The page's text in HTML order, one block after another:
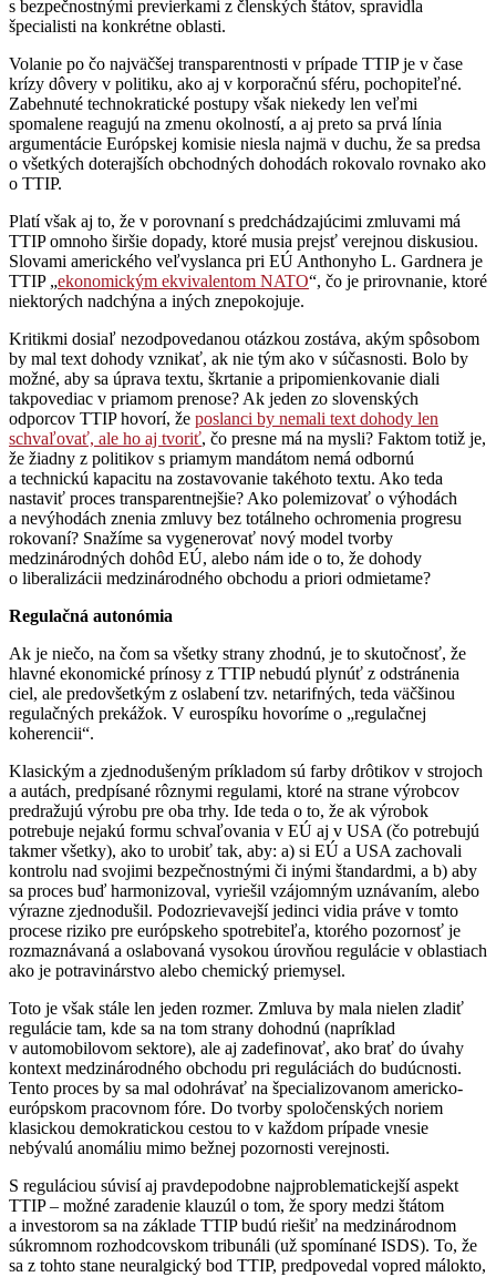
s bezpečnostnými previerkami z členských štátov, spravidla
špecialisti na konkrétne oblasti.
Volanie po čo najväčšej transparentnosti v prípade TTIP je v čase
krízy dôvery v politiku, ako aj v korporačnú sféru, pochopiteľné.
Zabehnuté technokratické postupy však niekedy len veľmi
spomalene reagujú na zmenu okolností, a aj preto sa prvá línia
argumentácie Európskej komisie niesla najmä v duchu, že sa predsa
o všetkých doterajších obchodných dohodách rokovalo rovnako ako
o TTIP.
Platí však aj to, že v porovnaní s predchádzajúcimi zmluvami má
TTIP omnoho širšie dopady, ktoré musia prejsť verejnou diskusiou.
Slovami amerického veľvyslanca pri EÚ Anthonyho L. Gardnera je
TTIP „ekonomickým ekvivalentom NATO“, čo je prirovnanie, ktoré
niektorých nadchýna a iných znepokojuje.
Kritikmi dosiaľ nezodpovedanou otázkou zostáva, akým spôsobom
by mal text dohody vznikať, ak nie tým ako v súčasnosti. Bolo by
možné, aby sa úprava textu, škrtanie a pripomienkovanie diali
takpovediac v priamom prenose? Ak jeden zo slovenských
odporcov TTIP hovorí, že poslanci by nemali text dohody len
schvaľovať, ale ho aj tvoriť, čo presne má na mysli? Faktom totiž je,
že žiadny z politikov s priamym mandátom nemá odbornú
a technickú kapacitu na zostavovanie takéhoto textu. Ako teda
nastaviť proces transparentnejšie? Ako polemizovať o výhodách
a nevýhodách znenia zmluvy bez totálneho ochromenia progresu
rokovaní? Snažíme sa vygenerovať nový model tvorby
medzinárodných dohôd EÚ, alebo nám ide o to, že dohody
o liberalizácii medzinárodného obchodu a priori odmietame?
Regulačná autonómia
Ak je niečo, na čom sa všetky strany zhodnú, je to skutočnosť, že
hlavné ekonomické prínosy z TTIP nebudú plynúť z odstránenia
ciel, ale predovšetkým z oslabení tzv. netarifných, teda väčšinou
regulačných prekážok. V eurospíku hovoríme o „regulačnej
koherencii“.
Klasickým a zjednodušeným príkladom sú farby drôtikov v strojoch
a autách, predpísané rôznymi regulami, ktoré na strane výrobcov
predražujú výrobu pre oba trhy. Ide teda o to, že ak výrobok
potrebuje nejakú formu schvaľovania v EÚ aj v USA (čo potrebujú
takmer všetky), ako to urobiť tak, aby: a) si EÚ a USA zachovali
kontrolu nad svojimi bezpečnostnými či inými štandardmi, a b) aby
sa proces buď harmonizoval, vyriešil vzájomným uznávaním, alebo
výrazne zjednodušil. Podozrievavejší jedinci vidia práve v tomto
procese riziko pre európskeho spotrebiteľa, ktorého pozornosť je
rozmaznávaná a oslabovaná vysokou úrovňou regulácie v oblastiach
ako je potravinárstvo alebo chemický priemysel.
Toto je však stále len jeden rozmer. Zmluva by mala nielen zladiť
regulácie tam, kde sa na tom strany dohodnú (napríklad
v automobilovom sektore), ale aj zadefinovať, ako brať do úvahy
kontext medzinárodného obchodu pri reguláciách do budúcnosti.
Tento proces by sa mal odohrávať na špecializovanom americko-
európskom pracovnom fóre. Do tvorby spoločenských noriem
klasickou demokratickou cestou to v každom prípade vnesie
nebývalú anomáliu mimo bežnej pozornosti verejnosti.
S reguláciou súvisí aj pravdepodobne najproblematickejší aspekt
TTIP – možné zaradenie klauzúl o tom, že spory medzi štátom
a investorom sa na základe TTIP budú riešiť na medzinárodnom
súkromnom rozhodcovskom tribunáli (už spomínané ISDS). To, že
sa z tohto stane neuralgický bod TTIP, predpovedal vopred málokto,